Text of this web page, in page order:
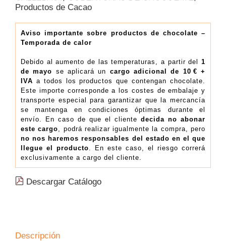
|
kg
cantidad
Productos de Cacao
Aviso importante sobre productos de chocolate –
Temporada de calor
Debido al aumento de las temperaturas, a partir del 1
de mayo se aplicará un cargo adicional de 10 € +
IVA a todos los productos que contengan chocolate.
Este importe corresponde a los costes de embalaje y
transporte especial para garantizar que la mercancía
se mantenga en condiciones óptimas durante el
envío. En caso de que el cliente decida no abonar
este cargo , podrá realizar igualmente la compra, pero
no nos haremos responsables del estado en el que
llegue el producto . En este caso, el riesgo correrá
exclusivamente a cargo del cliente.
Descargar Catálogo
Descripción